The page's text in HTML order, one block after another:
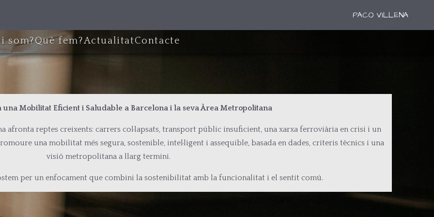
PACO VILLENA
som?Què fem?ActualitatContacte
una Mobilitat Eficient i Saludable a Barcelona i la seva Àrea Metropolitana
afronta reptes creixents: carrers col·lapsats, transport públic insuficient, una xarxa ferroviària en crisi i un
una mobilitat més segura, sostenible, intel·ligent i assequible, basada en dades, criteris tècnics i una
visió metropolitana a llarg termini.
per un enfocament que combini la sostenibilitat amb la funcionalitat i el sentit comú.